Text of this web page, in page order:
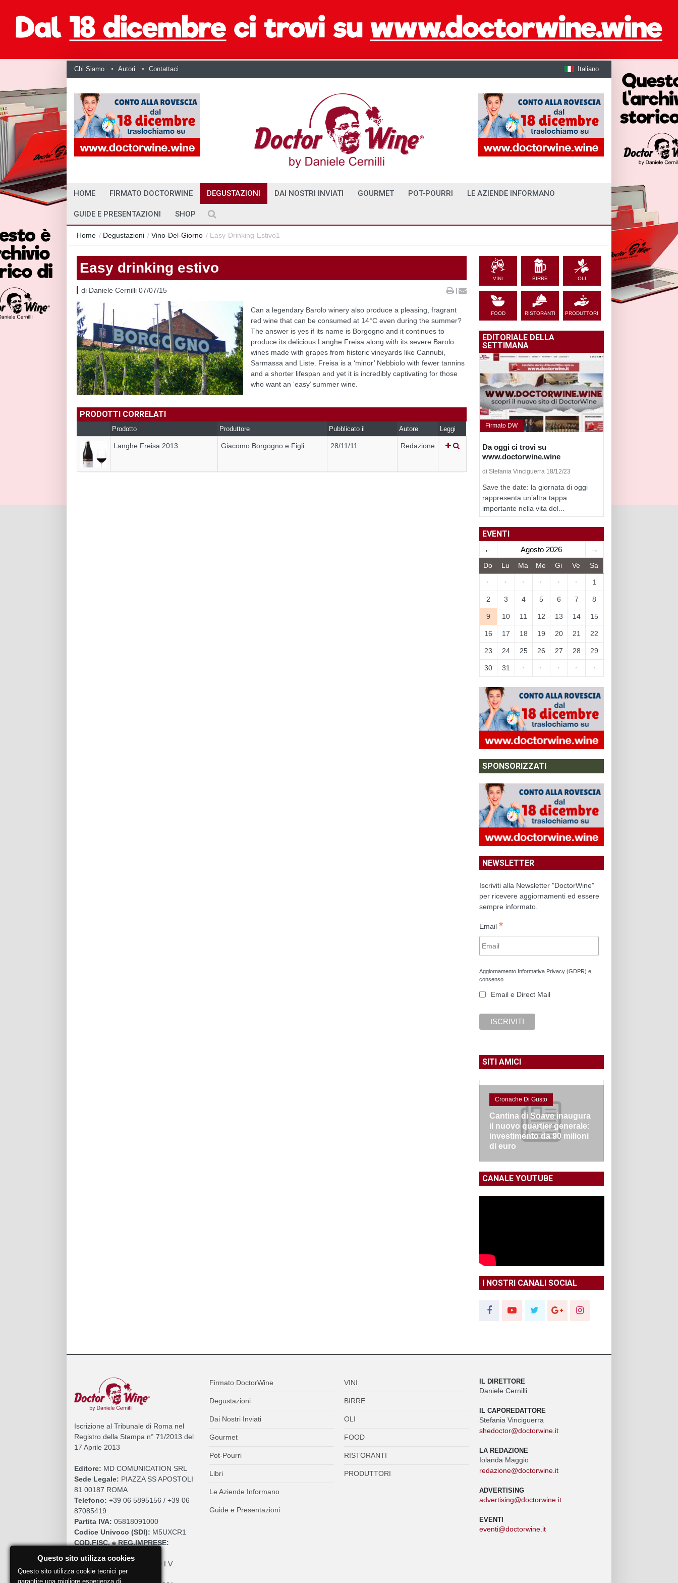
Chi Siamo Autori Contattaci Italiano
HOME FIRMATO DOCTORWINE DEGUSTAZIONI DAI NOSTRI INVIATI GOURMET POT-POURRI LE AZIENDE INFORMANO
GUIDE E PRESENTAZIONI SHOP
Home / Degustazioni / Vino-Del-Giorno / Easy-Drinking-Estivo1
Easy drinking estivo
di Daniele Cernilli 07/07/15 |
Can a legendary Barolo winery also produce a pleasing, fragrant
red wine that can be consumed at 14°C even during the summer?
The answer is yes if its name is Borgogno and it continues to
produce its delicious Langhe Freisa along with its severe Barolo
wines made with grapes from historic vineyards like Cannubi,
Sarmassa and Liste. Freisa is a ‘minor’ Nebbiolo with fewer tannins
and a shorter lifespan and yet it is incredibly captivating for those
who want an ‘easy’ summer wine.
PRODOTTI CORRELATI
Prodotto Produttore Pubblicato il Autore Leggi
Langhe Freisa 2013 Giacomo Borgogno e Figli 28/11/11 Redazione
VINI BIRRE OLI
FOOD RISTORANTI PRODUTTORI
EDITORIALE DELLA
SETTIMANA
Firmato DW
Da oggi ci trovi su
www.doctorwine.wine
di Stefania Vinciguerra 18/12/23
Save the date: la giornata di oggi
rappresenta un’altra tappa
importante nella vita del...
EVENTI
← Agosto 2026 →
Do Lu Ma Me Gi Ve Sa
· · · · · · 1
2 3 4 5 6 7 8
9 10 11 12 13 14 15
16 17 18 19 20 21 22
23 24 25 26 27 28 29
30 31 · · · · ·
SPONSORIZZATI
NEWSLETTER
Iscriviti alla Newsletter "DoctorWine"
per ricevere aggiornamenti ed essere
sempre informato.
Email *
Aggiornamento Informativa Privacy (GDPR) e
consenso
Email e Direct Mail
SITI AMICI
Cronache Di Gusto
Cantina di Soave inaugura
il nuovo quartier generale:
investimento da 90 milioni
di euro
CANALE YOUTUBE
I NOSTRI CANALI SOCIAL
Iscrizione al Tribunale di Roma nel
Registro della Stampa n° 71/2013 del
17 Aprile 2013
Editore: MD COMUNICATION SRL
Sede Legale: PIAZZA SS APOSTOLI
81 00187 ROMA
Telefono: +39 06 5895156 / +39 06
87085419
Partita IVA: 05818091000
Codice Univoco (SDI): M5UXCR1
COD.FISC. e REG.IMPRESE:
Cap. Sociale:€. 10.200,00 I.V.
REA:RM 930252
Firmato DoctorWine
Degustazioni
Dai Nostri Inviati
Gourmet
Pot-Pourri
Libri
Le Aziende Informano
Guide e Presentazioni
VINI
BIRRE
OLI
FOOD
RISTORANTI
PRODUTTORI
IL DIRETTORE
Daniele Cernilli
IL CAPOREDATTORE
Stefania Vinciguerra
shedoctor@doctorwine.it
LA REDAZIONE
Iolanda Maggio
redazione@doctorwine.it
ADVERTISING
advertising@doctorwine.it
EVENTI
eventi@doctorwine.it
Questo sito utilizza cookies
Questo sito utilizza cookie tecnici per
garantire una migliore esperienza di